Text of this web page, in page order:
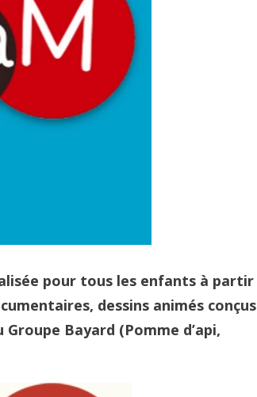
pour tous les enfants à partir
dessins animés conçus
Bayard (Pomme d’api,